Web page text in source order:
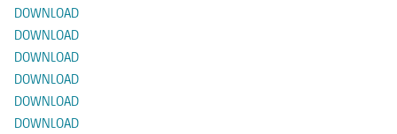
DOWNLOAD
DOWNLOAD
DOWNLOAD
DOWNLOAD
DOWNLOAD
DOWNLOAD